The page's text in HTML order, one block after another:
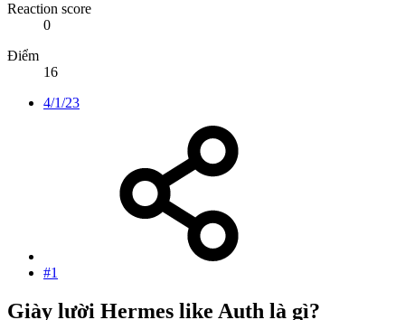
Reaction score
0
Điểm
16
4/1/23
#1
Giày lười Hermes like Auth là gì?